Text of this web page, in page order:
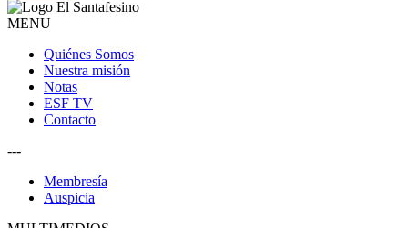
MENU
Quiénes Somos
Nuestra misión
Notas
ESF TV
Contacto
---
Membresía
Auspicia